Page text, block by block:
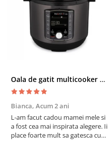
Oala de gatit multicooker 11 functii Instant Pot Pro Crisp 8 + Air Fryer 7.6 lt
Bianca, Acum 2 ani
L-am facut cadou mamei mele si
a fost cea mai inspirata alegere. Ii
place foarte mult sa gatesca cu